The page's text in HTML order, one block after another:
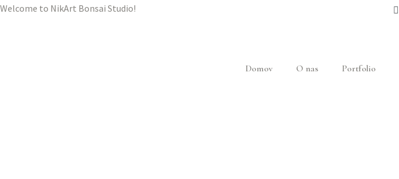
Welcome to NikArt Bonsai Studio!
Domov O nas Portfolio